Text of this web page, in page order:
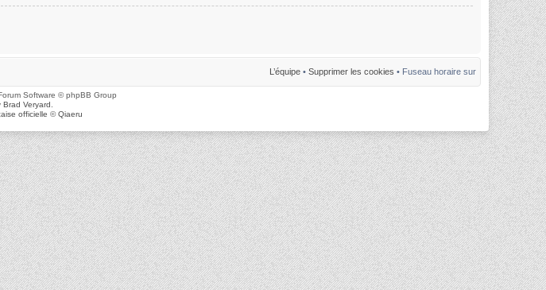
L’équipe • Supprimer les cookies • Fuseau horaire sur
Software © phpBB Group
Brad Veryard
officielle ©Qiaeru